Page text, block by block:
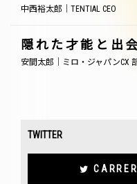
中西裕太郎｜TENTIAL CEO
隠れた才能と出
安間太郎｜ミロ・ジャパンCX
TWITTER